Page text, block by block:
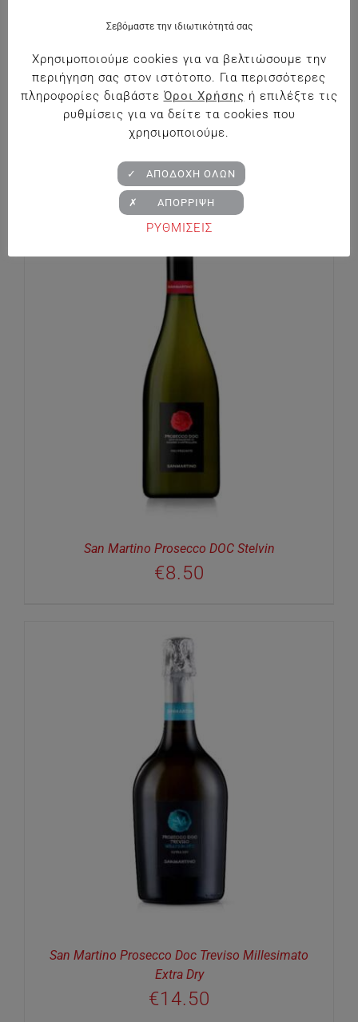
San Martino Pinot Nero Rosato Brut
€12.50
Out of stock
San Martino Prosecco DOC Stelvin
€8.50
San Martino Prosecco Doc Treviso Millesimato
Extra Dry
€14.50
Σεβόμαστε την ιδιωτικότητά σας
Χρησιμοποιούμε cookies για να βελτιώσουμε την
περιήγηση σας στον ιστότοπο. Για περισσότερες
πληροφορίες διαβάστε Όροι Χρήσης ή επιλέξτε τις
ρυθμίσεις για να δείτε τα cookies που
χρησιμοποιούμε.
ΡΥΘΜΙΣΕΙΣ
✓ ΑΠΟΔΟΧΗ ΟΛΩΝ
✗ ΑΠΟΡΡΙΨΗ